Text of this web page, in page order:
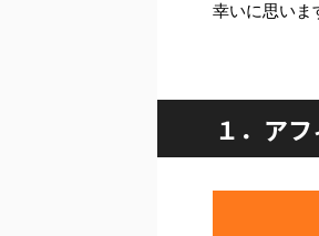
幸いに思いま
１．ア